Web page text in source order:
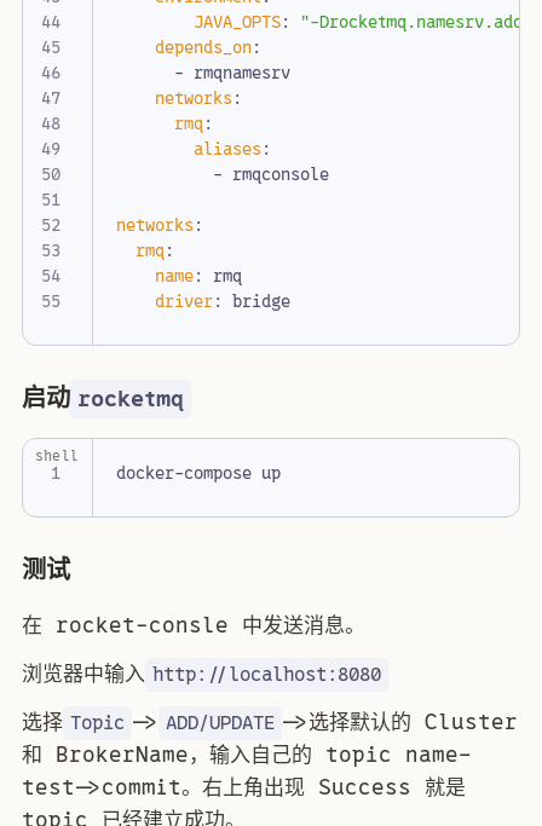
44
45
46
47
48
49
50
51
52
54
55
JAVA_OPTS:
"-
depends_on:
- rmqnamesrv
networks:
rmq:
aliases:
- rmqconsole
networks:
rmq:
name: rmq
driver: bridge
启动 rocketmq
1
shell
测试
在 rocket-consle 中发送消息。
浏览器中输入 http://localhost:8080
选择 Topic -> ADD/UPDATE ->选择默认的 Cluster
和 BrokerName，输入自己的 topic name–
test->commit。右上角出现 Success 就是